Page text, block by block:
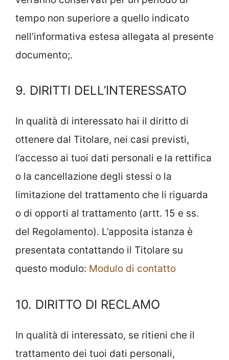
tempo non superiore a quello indicato
nell’informativa estesa allegata al presente
documento;.
9. DIRITTI DELL’INTERESSATO
In qualità di interessato hai il diritto di
ottenere dal Titolare, nei casi previsti,
l’accesso ai tuoi dati personali e la rettifica
o la cancellazione degli stessi o la
limitazione del trattamento che li riguarda
o di opporti al trattamento (artt. 15 e ss.
del Regolamento). L’apposita istanza è
presentata contattando il Titolare su
questo modulo: Modulo di contatto
10. DIRITTO DI RECLAMO
In qualità di interessato, se ritieni che il
trattamento dei tuoi dati personali,